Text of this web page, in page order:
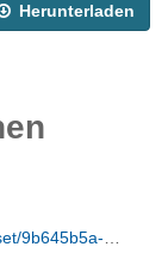
Herunterladen
download/euw2024_stimmbezirke.zip